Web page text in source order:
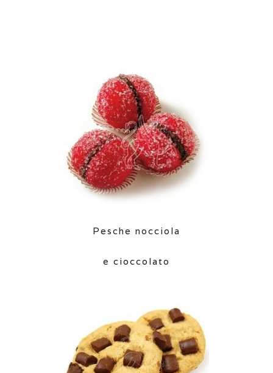
Pesche nocciola
e cioccolato